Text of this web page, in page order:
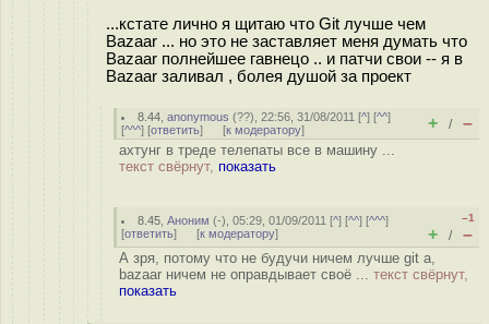
...кстате лично я щитаю что Git лучше чем
Bazaar ... но это не заставляет меня думать что
Bazaar полнейшее гавнецо .. и патчи свои -- я в
Bazaar заливал , болея душой за проект
8.44 ,anonymous (??), 22:56, 31/08/2011 [^] [^^]
[^^^] [ответить] [к модератору] + / –
ахтунг в треде телепаты все в машину ...
текст свёрнут, показать
8.45 ,Аноним (-), 05:29, 01/09/2011 [^] [^^] [^^^]
[ответить] [к модератору]
–1
+ / –
А зря, потому что не будучи ничем лучше git а,
bazaar ничем не оправдывает своё ... текст свёрнут,
показать